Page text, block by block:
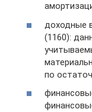
доходные
(1160):
по